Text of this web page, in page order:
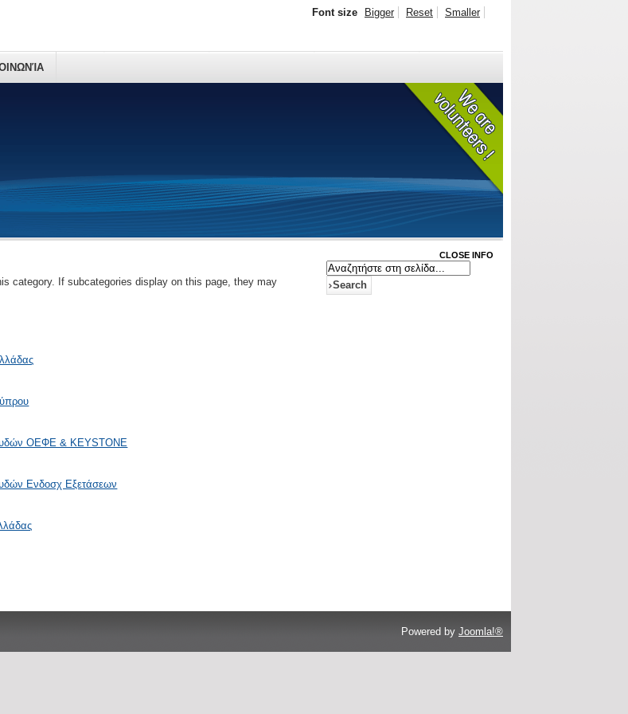
Font size Bigger Reset Smaller
category. If subcategories display on this page, they may
ΟΕΦΕ & KEYSTONE
Ενδοσχ Εξετάσεων
CLOSE INFO
Powered by Joomla!®